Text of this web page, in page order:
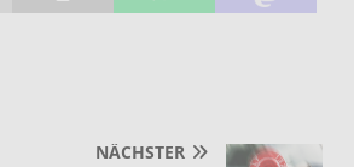
NÄCHSTER